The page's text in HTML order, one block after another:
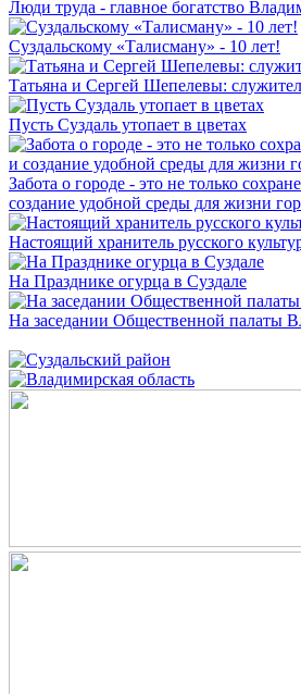
Люди труда - главное богатство
Суздальскому «Талисману» - 10 лет!
Татьяна и Сергей Шепелевы:
Пусть Суздаль утопает в цветах
Забота о городе - это не только
создание удобной среды для жизни
Настоящий хранитель русского
На Празднике огурца в Суздале
На заседании Общественной палаты